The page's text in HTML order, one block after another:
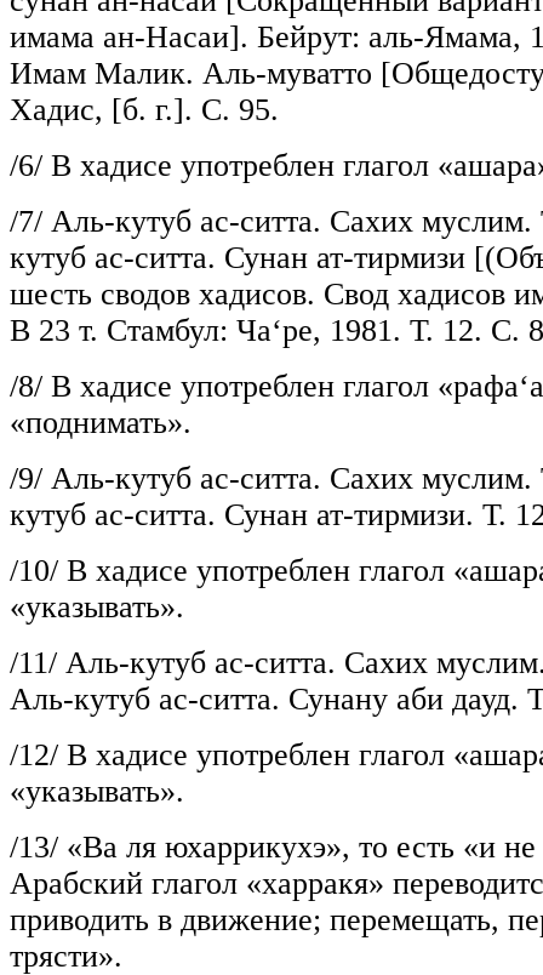
имама ан-Насаи]. Бейрут: аль-Ямама,
Имам Малик. Аль-муватто
Хадис, [б. г.]. С. 95.
/6/ В хадисе употреблен глагол
/7/ Аль-кутуб ас-ситта. Сахих
кутуб ас-ситта. Сунан ат-тирмизи
шесть сводов хадисов. Свод хадисов
В 23 т. Стамбул: Ча‘ре, 1981. Т. 12. С.
/8/ В хадисе употреблен глагол
«поднимать».
/9/ Аль-кутуб ас-ситта. Сахих
кутуб ас-ситта. Сунан ат-тирмизи. Т.
/10/ В хадисе употреблен глагол
«указывать».
/11/ Аль-кутуб ас-ситта. Сахих
Аль-кутуб ас-ситта. Сунану аби дауд.
/12/ В хадисе употреблен глагол
«указывать».
/13/ «Ва ля юхаррикухэ», то есть «и
Арабский глагол «харракя»
приводить в движение; перемещать,
трясти».